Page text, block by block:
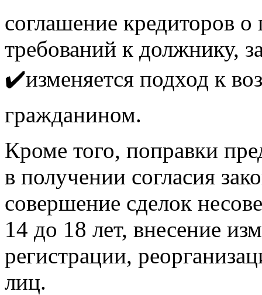
соглашение кредиторов
требований к должнику,
✔️изменяется подход к
гражданином.
Кроме того, поправки
в получении согласия
совершение сделок
14 до 18 лет, внесение
регистрации,
лиц.